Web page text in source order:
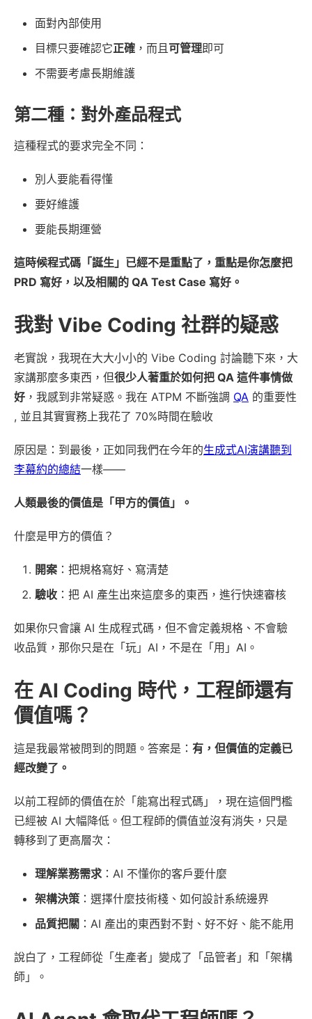
面對內部使用
目標只要確認它正確 ，而且可管理即可
不需要考慮長期維護
第二種：對外產品程式
這種程式的要求完全不同：
別人要能看得懂
要好維護
要能長期運營
這時候程式碼「誕生」已經不是重點了，重點是你怎麼把
PRD 寫好，以及相關的 QA Test Case 寫好。
我對 Vibe Coding 社群的疑惑
老實說，我現在大大小小的 Vibe Coding 討論聽下來，大
家講那麼多東西，但很少人著重於如何把 QA 這件事情做
好 ，我感到非常疑惑。我在 ATPM 不斷強調 QA 的重要性
, 並且其實實務上我花了 70%時間在驗收
原因是：到最後，正如同我們在今年的生成式AI演講聽到
李幕約的總結一樣——
人類最後的價值是「甲方的價值」。
什麼是甲方的價值？
開案 ：把規格寫好、寫清楚
驗收 ：把 AI 產生出來這麼多的東西，進行快速審核
如果你只會讓 AI 生成程式碼，但不會定義規格、不會驗
收品質，那你只是在「玩」AI，不是在「用」AI。
在 AI Coding 時代，工程師還有
價值嗎？
這是我最常被問到的問題。答案是： 有，但價值的定義已
經改變了。
以前工程師的價值在於「能寫出程式碼」，現在這個門檻
已經被 AI 大幅降低。但工程師的價值並沒有消失，只是
轉移到了更高層次：
理解業務需求 ：AI 不懂你的客戶要什麼
架構決策：選擇什麼技術棧、如何設計系統邊界
品質把關 ：AI 產出的東西對不對、好不好、能不能用
說白了，工程師從「生產者」變成了「品管者」和「架構
師」。